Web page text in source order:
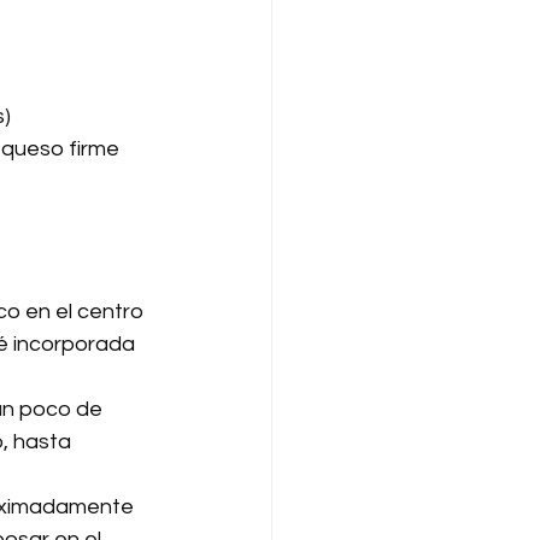
firme
en el centro
incorporada
poco de
hasta